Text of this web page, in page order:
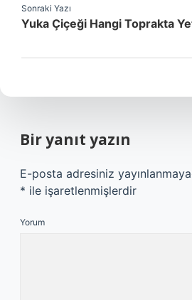
Sonraki Yazı
Yuka Çiçeği Hangi Toprakta
Bir yanıt yazın
E-posta adresiniz
* ile işaretlenmişlerdir
Yorum